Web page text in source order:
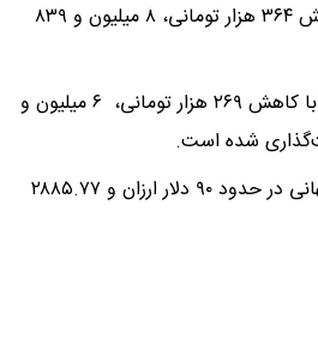
هر گرم طلای ۲۴ عیار با کاهش ۳۶۴ هزار تومانی، ۸ میلیون و ۸۳۹
هر گرم طلای دست دوم نیز با کاهش ۲۶۹ هزار تومانی، ۶ میلیون و
هر اونس طلا هم در بازار جهانی در حدود ۹۰ دلار ارزان و ۲۸۸۵.۷۷